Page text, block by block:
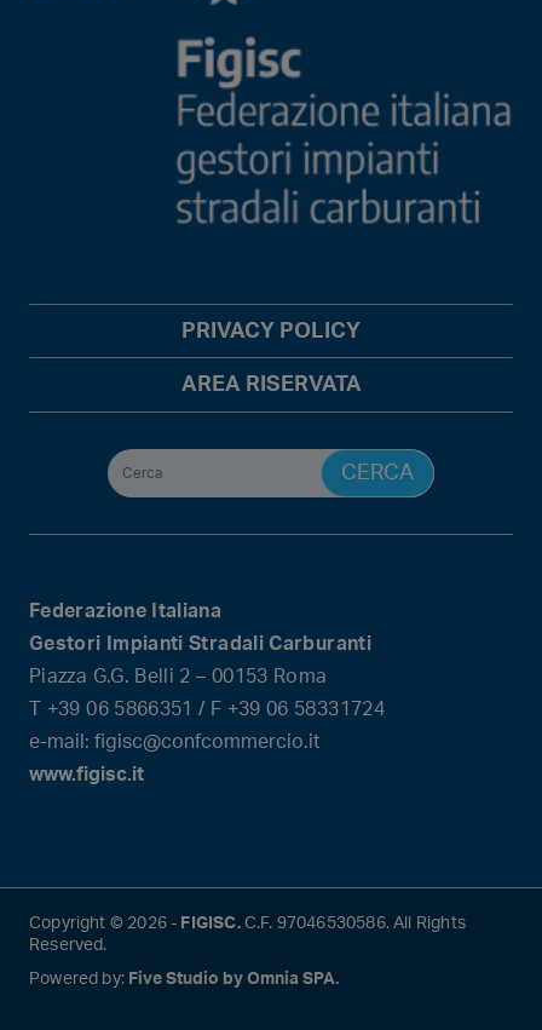
Federazione Italiana
Gestori Impianti Stradali Carburanti
Piazza G.G. Belli 2 – 00153 Roma
T +39 06 5866351 / F +39 06 58331724
e-mail: figisc@confcommercio.it
www.figisc.it
PRIVACY POLICY
AREA RISERVATA
Copyright © 2026 - FIGISC.C.F. 97046530586. All Rights
Reserved.
Powered by: Five Studio by Omnia SPA.